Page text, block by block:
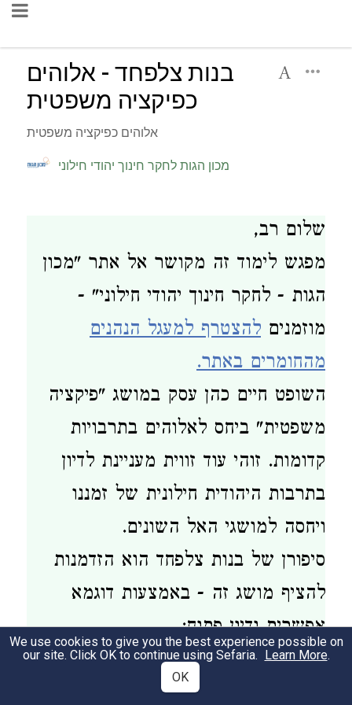
בנות צלפחד - אלוהים
כפיקציה משפטית
אלוהים כפיקציה משפטית
מכון הגות לחקר חינוך יהודי חילוני
שלום רב,
מפגש לימוד זה מקושר אל אתר "מכון
הגות - לחקר חינוך יהודי חילוני" -
מוזמנים להצטרף למעגל הנהנים
מהחומרים באתר.
השופט חיים כהן עסק במושג "פיקציה
משפטית" ביחס לאלוהים בתרבויות
קדומות. זוהי עוד זווית מעניינת לדיון
בתרבות היהודית חילונית של זמננו
ויחסה למושגי האל השונים.
סיפורן של בנות צלפחד הוא הזדמנות
להציף מושג זה - באמצעות דוגמא
אפשרית ודיון פתוח:
למען הדיון נצרף כאן את המקורות
We use cookies to give you the best experience possible on
our site. Click OK to continue using Sefaria. Learn More.
OK